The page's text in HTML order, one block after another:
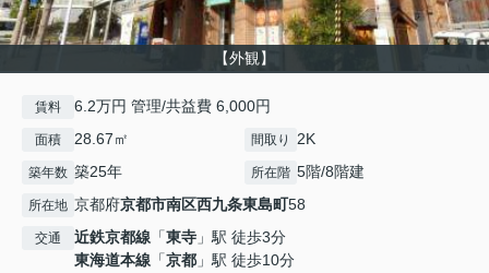
【外観】
賃料 6.2万円 管理/共益費 6,000円
面積 28.67㎡ 間取り 2K
築年数 築25年 所在階 5階/8階建
所在地 京都府京都市南区西九条東島町58
交通 近鉄京都線 「東寺 」駅 徒歩3分
東海道本線 「京都 」駅 徒歩10分